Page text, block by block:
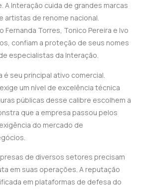
A Interação cuida de grandes marcas
artistas de renome nacional.
Fernanda Torres, Tonico Pereira e Ivo
confiam a proteção de seus nomes
especialistas da Interação.
é seu principal ativo comercial.
um nível de excelência técnica
públicas desse calibre escolhem a
que a empresa passou pelos
do mercado de
de diversos setores precisam
em suas operações. A reputação
em plataformas de defesa do